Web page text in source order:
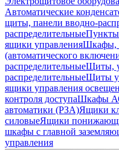
Автоматические
щиты, панели вводно-
распределительныеПункты
ящики управленияШкафы,
(автоматического
распределительныеЩиты,
распределительныеЩиты
ящики управления
контроля доступаШкафы
автоматики (РЗА)Ящики
силовыеЯщики
шкафы с главной
управления